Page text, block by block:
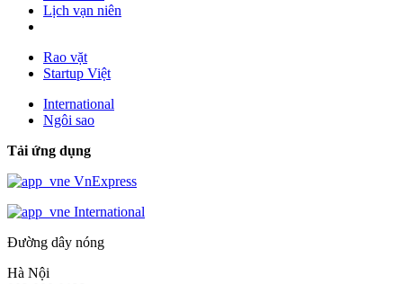
Lịch vạn niên
Rao vặt
Startup Việt
International
Ngôi sao
Tải ứng dụng
VnExpress
International
Đường dây nóng
Hà Nội